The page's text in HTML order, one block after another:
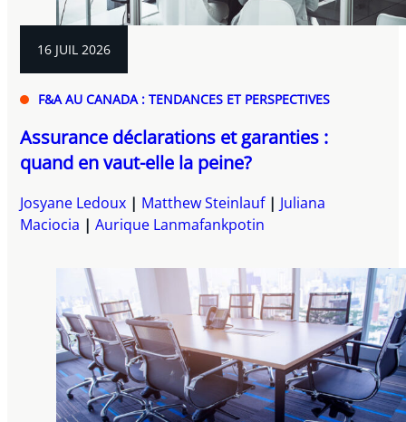
16 JUIL 2026
F&A AU CANADA : TENDANCES ET PERSPECTIVES
Assurance déclarations et garanties :
quand en vaut-elle la peine?
Josyane Ledoux Matthew Steinlauf
Juliana
Maciocia
Aurique Lanmafankpotin